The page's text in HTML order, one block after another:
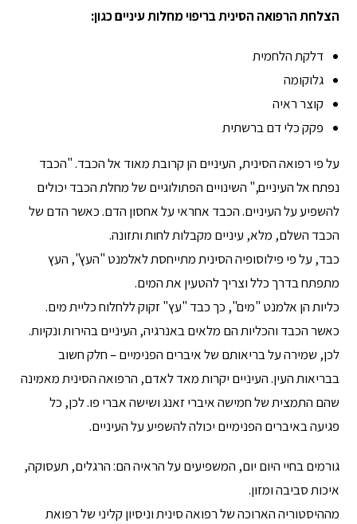
הצלחת הרפואה הסינית בריפוי מחלות עיניים כגון:
דלקת הלחמית
גלוקומה
קוצר ראיה
פקק כלי דם ברשתית
על פי רפואה הסינית, העיניים הן קרובת מאוד אל הכבד. "הכבד
נפתח אל העיניים," השינויים הפתולוגיים של מחלת הכבד יכולים
להשפיע על העיניים. הכבד אחראי על אחסון הדם. כאשר הדם של
הכבד השלם, מלא, עיניים מקבלות לחות ותזונה.
כבד, על פי פילוסופיה הסינית מתייחסת לאלמנט "העץ", העץ
מתפתח בדרך כלל וצריך להטעין את המים.
כליות הן אלמנט "מים", כך כבד "עץ" זקוק ללחלוח כליית מים.
כאשר הכבד והכליות הם מלאים באנרגיה, העיניים בהירות ונקיות.
לכן, שמירה על בריאותם של איברים הפנימיים – חלק חשוב
בבריאות העין. העיניים יקרות מאד לאדם, הרפואה הסינית מאמינה
שהם התמצית של חמישה איברי זאנג ושישה אברי פו. לכן, כל
פגיעה באיברים הפנימיים יכולה להשפיע על העיניים.
גורמים בחיי היום יום, המשפיעים על הראיה הם: הרגלים, תעסוקה,
איכות סביבה ומזון.
מההיסטוריה הארוכה של רפואה סינית וניסיון קליני של רפואת